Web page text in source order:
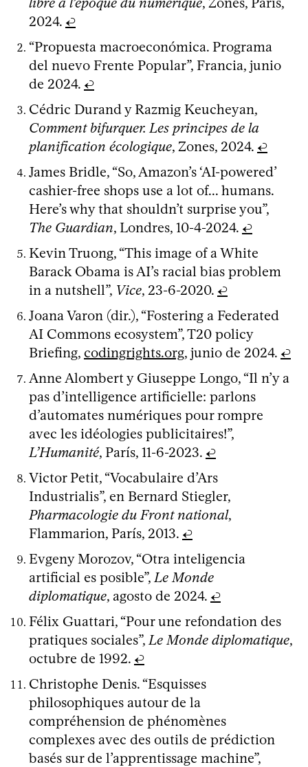
2024. ↩
“Propuesta macroeconómica. Programa
del nuevo Frente Popular”, Francia, junio
de 2024. ↩
Cédric Durand y Razmig Keucheyan,
Comment bifurquer. Les principes de la
planification écologique, Zones, 2024. ↩
James Bridle, “So, Amazon’s ‘AI-powered’
cashier-free shops use a lot of... humans.
Here’s why that shouldn’t surprise you”,
The Guardian, Londres, 10-4-2024. ↩
Kevin Truong, “This image of a White
Barack Obama is AI’s racial bias problem
in a nutshell”, Vice, 23-6-2020. ↩
Joana Varon (dir.), “Fostering a Federated
AI Commons ecosystem”, T20 policy
Briefing, codingrights.org, junio de 2024. ↩
Anne Alombert y Giuseppe Longo, “Il n’y a
pas d’intelligence artificielle: parlons
d’automates numériques pour rompre
avec les idéologies publicitaires!”,
L’Humanité, París, 11-6-2023. ↩
Victor Petit, “Vocabulaire d’Ars
Industrialis”, en Bernard Stiegler,
Pharmacologie du Front national,
Flammarion, París, 2013. ↩
Evgeny Morozov, “Otra inteligencia
artificial es posible”, Le Monde
diplomatique, agosto de 2024. ↩
Félix Guattari, “Pour une refondation des
pratiques sociales”, Le Monde diplomatique,
octubre de 1992. ↩
Christophe Denis. “Esquisses
philosophiques autour de la
compréhension de phénomènes
complexes avec des outils de prédiction
basés sur de l’apprentissage machine”,